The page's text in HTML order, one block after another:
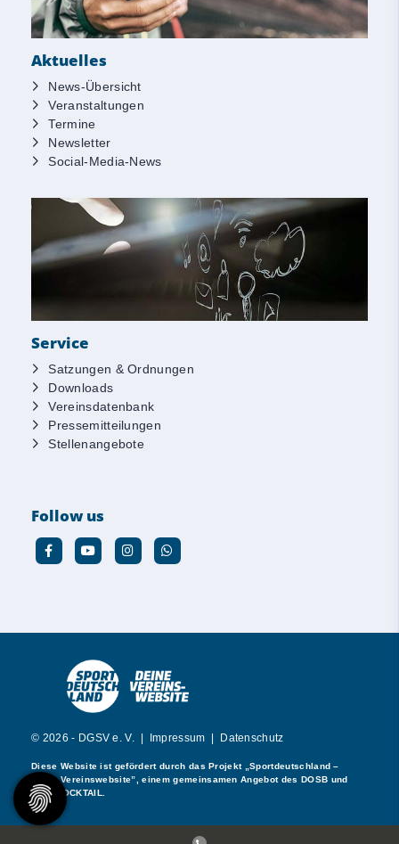
Aktuelles
News-Übersicht
Veranstaltungen
Termine
Newsletter
Social-Media-News
Service
Satzungen & Ordnungen
Downloads
Vereinsdatenbank
Pressemitteilungen
Stellenangebote
Follow us
© 2026 - DGSV e. V. | Impressum Datenschutz
Diese Website ist gefördert durch das Projekt
„Sportdeutschland –
Deine Vereinswebsite” , einem gemeinsamen Angebot des DOSB und
NETZCOCKTAIL.